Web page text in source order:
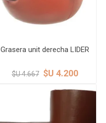
Grasera unit derecha LIDER
$U 4.667 $U 4.200